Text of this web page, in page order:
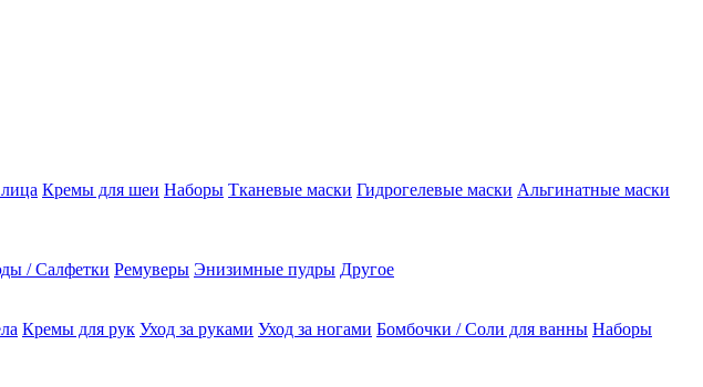
Кремы для шеи Наборы Тканевые маски Гидрогелевые маски Альгинатные маски
/ Салфетки Ремуверы Энизимные пудры Другое
Кремы для рук Уход за руками Уход за ногами Бомбочки / Соли для ванны Наборы